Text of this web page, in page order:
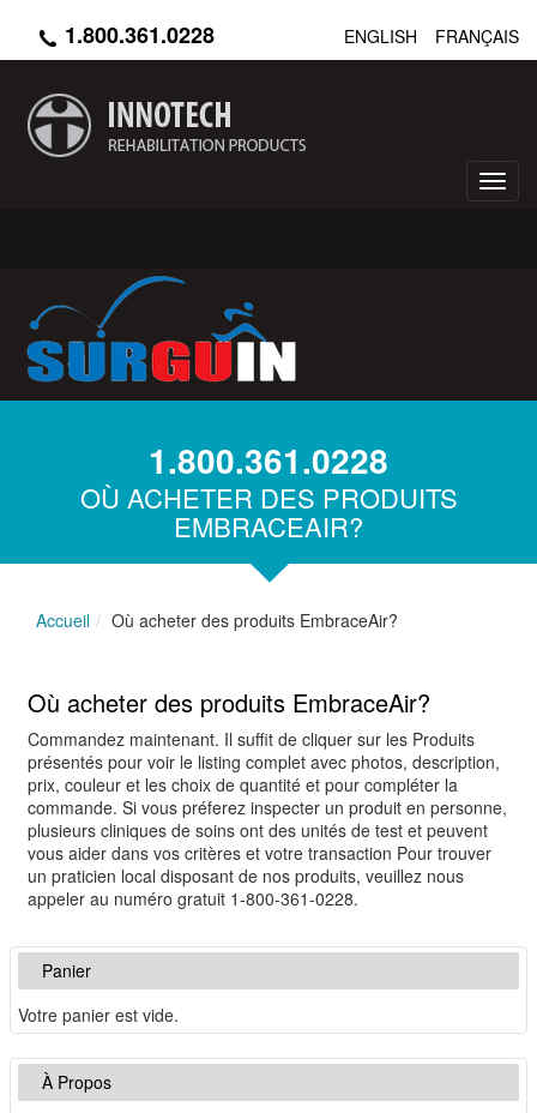
principal
ENGLISH FRANÇAIS
1.800.361.0228
1.800.361.0228
OÙ ACHETER DES PRODUITS
EMBRACEAIR?
Accueil Où acheter des produits EmbraceAir?
Où acheter des produits EmbraceAir?
Commandez maintenant. Il suffit de cliquer sur les Produits
présentés pour voir le listing complet avec photos, description,
prix, couleur et les choix de quantité et pour compléter la
commande. Si vous préferez inspecter un produit en personne,
plusieurs cliniques de soins ont des unités de test et peuvent
vous aider dans vos critères et votre transaction Pour trouver
un praticien local disposant de nos produits, veuillez nous
appeler au numéro gratuit 1-800-361-0228.
Panier
Votre panier est vide.
À Propos